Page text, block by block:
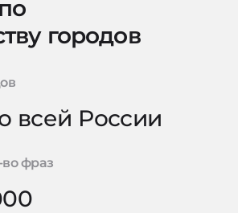
городов
всей России
фраз